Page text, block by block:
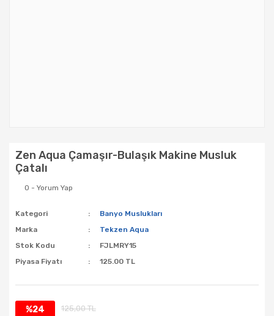
Zen Aqua Çamaşır-Bulaşık Makine Musluk
Çatalı
0 - Yorum Yap
Kategori
Banyo Muslukları
Marka
Tekzen Aqua
Stok Kodu
FJLMRY15
Piyasa Fiyatı
125.00 TL
%24
125,00 TL